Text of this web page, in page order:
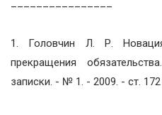
1. Головчин Л. Р.
прекращения
записки. - № 1. - 2009. - ст.